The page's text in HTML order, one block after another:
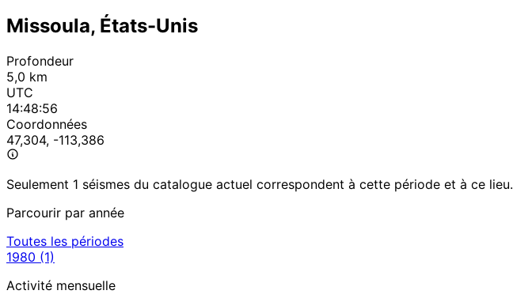
Missoula, États-Unis
Profondeur
5,0 km
UTC
14:48:56
Coordonnées
47,304, -113,386
Seulement 1 séismes du catalogue actuel correspondent à cette période et à ce lieu.
Parcourir par année
Toutes les périodes
1980 (1)
Activité mensuelle